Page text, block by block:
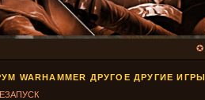
✪
WARHAMMER ДРУГОЕ ДРУГИЕ ИГРЫ